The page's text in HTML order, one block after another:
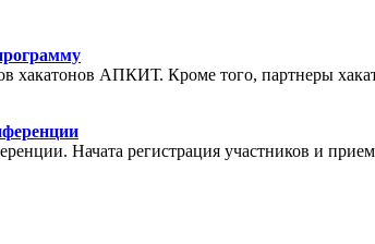
хакатонов АПКИТ. Кроме того, партнеры
Начата регистрация участников и